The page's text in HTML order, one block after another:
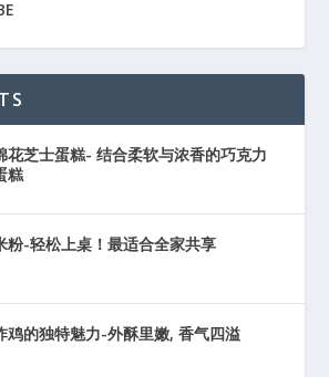
花芝士蛋糕- 结合柔软与浓香的巧克力
糕
粉-轻松上桌！最适合全家共享
鸡的独特魅力-外酥里嫩, 香气四溢